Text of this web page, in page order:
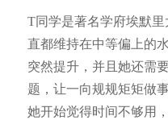
T同学是著名学府埃默
直都维持在中等偏上的
突然提升，并且她还需
题，让一向规规矩矩做
她开始觉得时间不够用